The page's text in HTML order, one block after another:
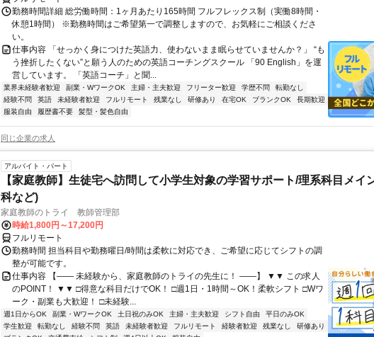
勤務時間詳細 総労働時間：1ヶ月あたり165時間 フルフレックス制（実働8時間・
休憩1時間） ※勤務時間はご希望第一で調整しますので、お気軽にご相談くださ
い。
仕事内容 「せっかく身につけた英語力、使わないまま眠らせていませんか？」 “も
う挫折したくない”と願う人のための英語コーチングスクール 「90 English」を運
営しています。 「英語コーチ」と聞...
業界未経験者歓迎 副業・WワークOK 主婦・主夫歓迎 フリーター歓迎 学歴不問
転勤なし
経験不問
英語 未経験者歓迎 フルリモート 残業なし 研修あり 在宅OK ブランクOK
長期歓迎
服装自由
履歴書不要 髪型・髪色自由
同じ企業の求人
アルバイト・パート
【家庭教師】生徒宅へ訪問して小学生対象の学習サポート/理系科目メイ
科など)
家庭教師のトライ 教師管理部
時給1,800円～17,200円
フルリモート
勤務時間 担当科目や勤務曜日/時間は柔軟に対応でき、ご希望に応じてシフトの調
整が可能です。
仕事内容 【―― 未経験から、家庭教師のトライの先生に！ ――】 ▼▼ この求人
のPOINT！ ▼▼ □得意な科目だけでOK！ □週1日・1時間～OK！柔軟シフト □Wワ
ーク・副業も大歓迎！ □未経験...
週1日からOK 副業・WワークOK 土日祝のみOK 主婦・主夫歓迎 シフト自由
平日のみOK
学生歓迎
転勤なし 経験不問 英語 未経験者歓迎 フルリモート 経験者歓迎 残業なし
研修あり